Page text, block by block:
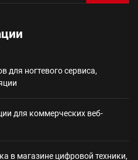
для ногтевого сервиса,
для коммерческих веб-
в магазине цифровой техники,